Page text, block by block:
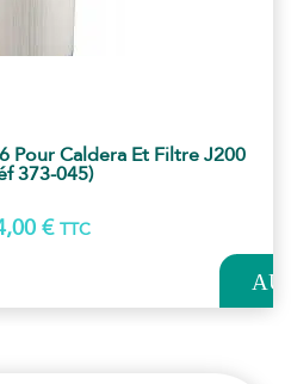
Pour Caldera Et Filtre J200
373-045)
€ TTC
AU